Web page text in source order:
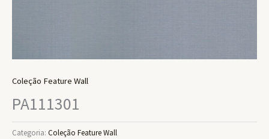
Coleção Feature Wall
PA111301
Categoria: Coleção Feature Wall